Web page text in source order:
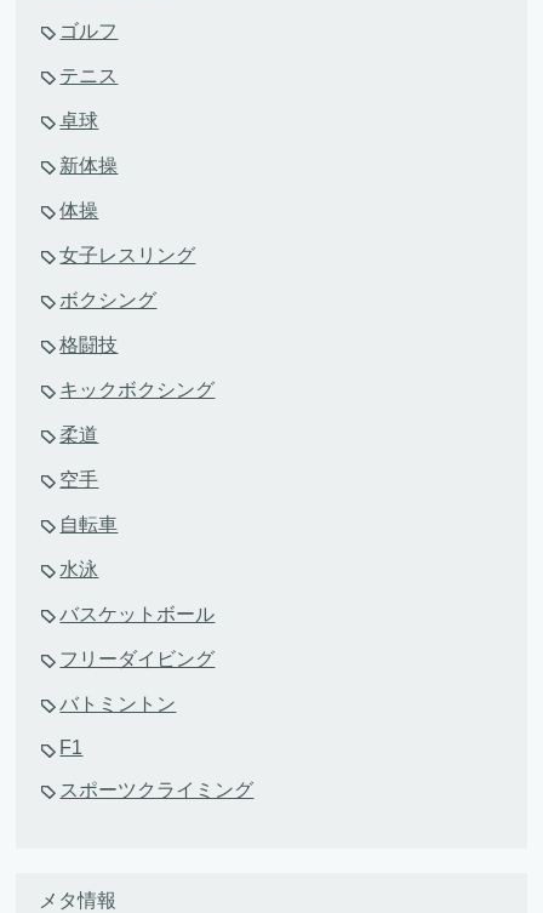
ゴルフ
テニス
卓球
新体操
体操
女子レスリング
ボクシング
格闘技
キックボクシング
柔道
空手
自転車
水泳
バスケットボール
フリーダイビング
バトミントン
F1
スポーツクライミング
メタ情報